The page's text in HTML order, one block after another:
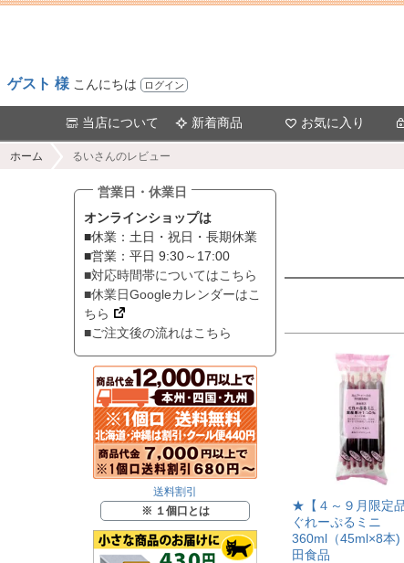
ゲスト 様 こんにちは ログイン
当店について 新着商品 お気に入り
ホーム るいさんのレビュー
営業日・休業日
オンラインショップは
■休業：土日・祝日・長期休業
■営業：平日 9:30～17:00
■対応時間帯についてはこちら
■休業日Googleカレンダーはこ
ちら
■ご注文後の流れはこちら
送料割引
※ １個口とは
★【４～９月限定品
ぐれーぷるミニ
360ml（45ml×8本)
田食品